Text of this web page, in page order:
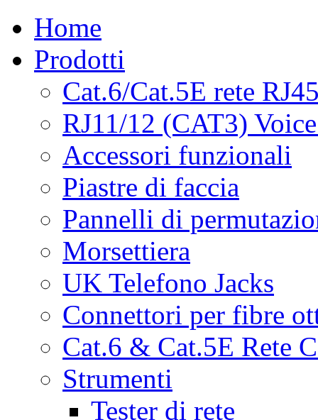
Home
Prodotti
Cat.6/Cat.5E rete
RJ11/12 (CAT3)
Accessori funzionali
Piastre di faccia
Pannelli di
Morsettiera
UK Telefono Jacks
Connettori per fibre
Cat.6 & Cat.5E Rete
Strumenti
Tester di rete